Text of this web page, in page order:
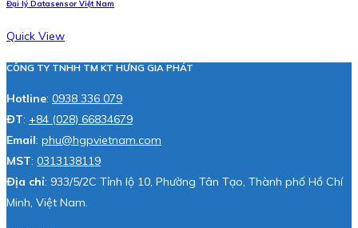
Đại lý Datasensor Việt Nam
Quick View
CÔNG TY TNHH TM KT HƯNG GIA PHÁT
Hotline: 0938 336 079
ĐT: +84 (028) 66834679
Email: phu@hgpvietnam.com
MST: 0313138119
Địa chỉ: 933/5/2C Tỉnh lộ 10, Phường Tân Tạo, Thành phố Hồ Chí
Minh, Việt Nam.